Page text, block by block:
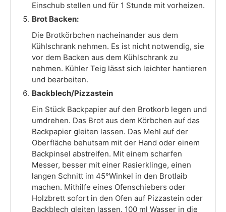
Einschub stellen und für 1 Stunde mit vorheizen.
Brot Backen:
Die Brotkörbchen nacheinander aus dem
Kühlschrank nehmen. Es ist nicht notwendig, sie
vor dem Backen aus dem Kühlschrank zu
nehmen. Kühler Teig lässt sich leichter hantieren
und bearbeiten.
Backblech/Pizzastein
Ein Stück Backpapier auf den Brotkorb legen und
umdrehen. Das Brot aus dem Körbchen auf das
Backpapier gleiten lassen. Das Mehl auf der
Oberfläche behutsam mit der Hand oder einem
Backpinsel abstreifen. Mit einem scharfen
Messer, besser mit einer Rasierklinge, einen
langen Schnitt im 45°Winkel in den Brotlaib
machen. Mithilfe eines Ofenschiebers oder
Holzbrett sofort in den Ofen auf Pizzastein oder
Backblech gleiten lassen. 100 ml Wasser in die